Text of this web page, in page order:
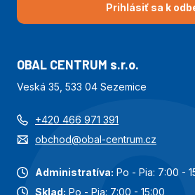
Prihlásiť sa k
OBAL CENTRUM s.r.o.
Veská 35, 533 04 Sezemice
+420 466 971 391
obchod@obal-centrum.cz
Administratíva: Po - Pia: 7:00 -
Sklad: Po - Pia: 7:00 - 15:00